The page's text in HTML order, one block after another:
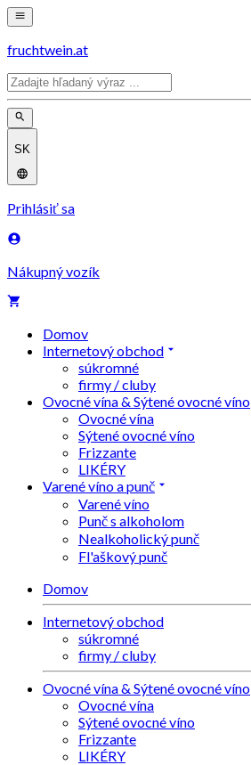
fruchtwein.at
SK
Prihlásiť sa
Nákupný vozík
Domov
Internetový obchod
súkromné
firmy / cluby
Ovocné vína & Sýtené ovocné víno
Ovocné vína
Sýtené ovocné víno
Frizzante
LIKÉRY
Varené víno a punč
Varené víno
Punč s alkoholom
Nealkoholický punč
Fl'aškový punč
Domov
Internetový obchod
súkromné
firmy / cluby
Ovocné vína & Sýtené ovocné víno
Ovocné vína
Sýtené ovocné víno
Frizzante
LIKÉRY